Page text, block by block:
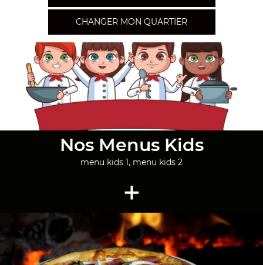
CHANGER MON QUARTIER
Nos Menus Kids
menu kids 1, menu kids 2
+